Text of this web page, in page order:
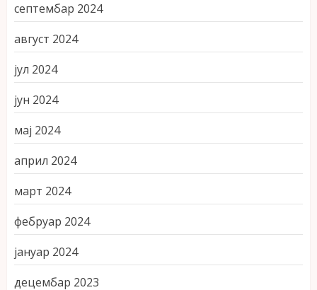
септембар 2024
август 2024
јул 2024
јун 2024
мај 2024
април 2024
март 2024
фебруар 2024
јануар 2024
децембар 2023